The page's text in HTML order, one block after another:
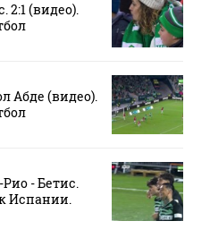
2:1 (видео).
Абде (видео).
- Бетис.
Испании.